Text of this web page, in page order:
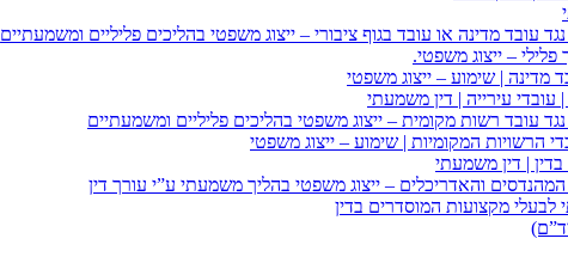
עובד מדינה או עובד בגוף ציבורי – ייצוג משפטי בהליכים פליליים ומשמעתיים
– ייצוג משפטי.
מדינה | שימוע – ייצוג משפטי
עובדי עירייה | דין משמעתי
עובד רשות מקומית – ייצוג משפטי בהליכים פליליים ומשמעתיים
הרשויות המקומיות | שימוע – ייצוג משפטי
| דין משמעתי
והאדריכלים – ייצוג משפטי בהליך משמעתי ע”י עורך דין
לבעלי מקצועות המוסדרים בדין